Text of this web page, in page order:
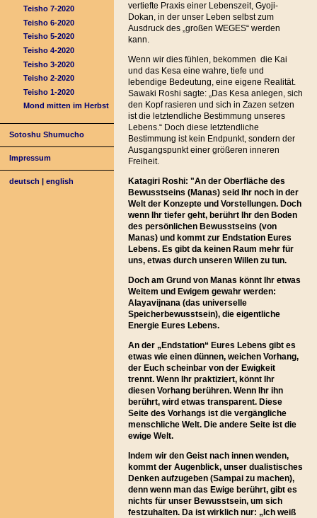
Teisho 7-2020
Teisho 6-2020
Teisho 5-2020
Teisho 4-2020
Teisho 3-2020
Teisho 2-2020
Teisho 1-2020
Mond mitten im Herbst
Sotoshu Shumucho
Impressum
deutsch |english
vertiefte Praxis einer Lebenszeit, Gyoji-
Dokan, in der unser Leben selbst zum
Ausdruck des „großen WEGES“ werden
kann.
Wenn wir dies fühlen, bekommen die Kai
und das Kesa eine wahre, tiefe und
lebendige Bedeutung, eine eigene Realität.
Sawaki Roshi sagte: „Das Kesa anlegen, sich
den Kopf rasieren und sich in Zazen setzen
ist die letztendliche Bestimmung unseres
Lebens.“ Doch diese letztendliche
Bestimmung ist kein Endpunkt, sondern der
Ausgangspunkt einer größeren inneren
Freiheit.
Katagiri Roshi: "An der Oberfläche des
Bewusstseins (Manas) seid Ihr noch in der
Welt der Konzepte und Vorstellungen. Doch
wenn Ihr tiefer geht, berührt Ihr den Boden
des persönlichen Bewusstseins (von
Manas) und kommt zur Endstation Eures
Lebens. Es gibt da keinen Raum mehr für
uns, etwas durch unseren Willen zu tun.
Doch am Grund von Manas könnt Ihr etwas
Weitem und Ewigem gewahr werden:
Alayavijnana (das universelle
Speicherbewusstsein), die eigentliche
Energie Eures Lebens.
An der „Endstation“ Eures Lebens gibt es
etwas wie einen dünnen, weichen Vorhang,
der Euch scheinbar von der Ewigkeit
trennt. Wenn Ihr praktiziert, könnt Ihr
diesen Vorhang berühren. Wenn Ihr ihn
berührt, wird etwas transparent. Diese
Seite des Vorhangs ist die vergängliche
menschliche Welt. Die andere Seite ist die
ewige Welt.
Indem wir den Geist nach innen wenden,
kommt der Augenblick, unser dualistisches
Denken aufzugeben (Sampai zu machen),
denn wenn man das Ewige berührt, gibt es
nichts für unser Bewusstsein, um sich
festzuhalten. Da ist wirklich nur: „Ich weiß